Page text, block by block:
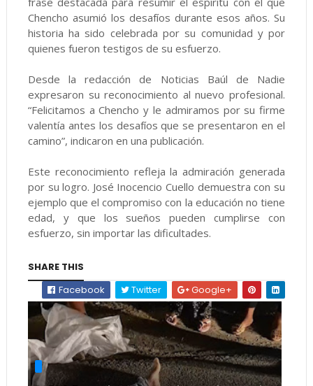
Chencho asumió los desafíos durante esos años. Su
historia ha sido celebrada por su comunidad y por
quienes fueron testigos de su esfuerzo.
Desde la redacción de Noticias Baúl de Nadie
expresaron su reconocimiento al nuevo profesional.
“Felicitamos a Chencho y le admiramos por su firme
valentía antes los desafíos que se presentaron en el
camino”, indicaron en una publicación.
Este reconocimiento refleja la admiración generada
por su logro. José Inocencio Cuello demuestra con su
ejemplo que el compromiso con la educación no tiene
edad, y que los sueños pueden cumplirse con
esfuerzo, sin importar las dificultades.
SHARE THIS
Facebook
Twitter Google+